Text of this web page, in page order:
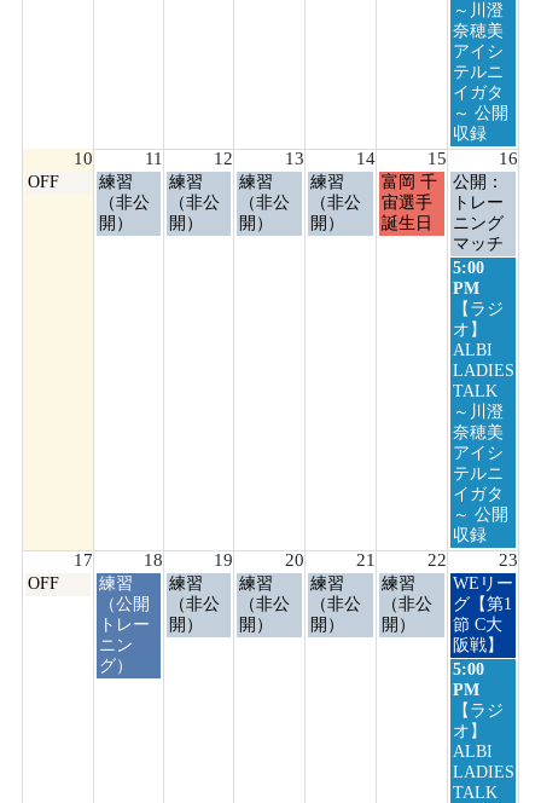
～川澄
奈穂美
アイシ
テルニ
イガタ
～ 公開
収録
10 11 12 13 14 15 16
月
OFF
火
曜
日,
練習
（非公
開）
水
曜
日,
練習
（非公
開）
木
曜
日,
練習
（非公
開）
金
曜
日,
練習
（非公
開）
土
曜
日,
富岡 千
宙選手
誕生日
日
曜
日,
8
月
16th
2026
公開：
トレー
ニング
マッチ
日
曜
日,
8
月
16th
2026
5:00
PM
【ラジ
オ】
ALBI
LADIES
TALK
～川澄
奈穂美
アイシ
テルニ
イガタ
～ 公開
収録
17 18 19 20 21 22 23
月
OFF
火
曜
日,
8
月
練習
（公開
トレー
ニン
グ）
水
曜
日,
練習
（非公
開）
木
曜
日,
練習
（非公
開）
金
曜
日,
練習
（非公
開）
土
曜
日,
練習
（非公
開）
日
曜
日,
8
月
23rd
2026
WEリー
グ【第1
節 C大
阪戦】
日
曜
日,
8
月
23rd
2026
5:00
PM
【ラジ
オ】
ALBI
LADIES
TALK